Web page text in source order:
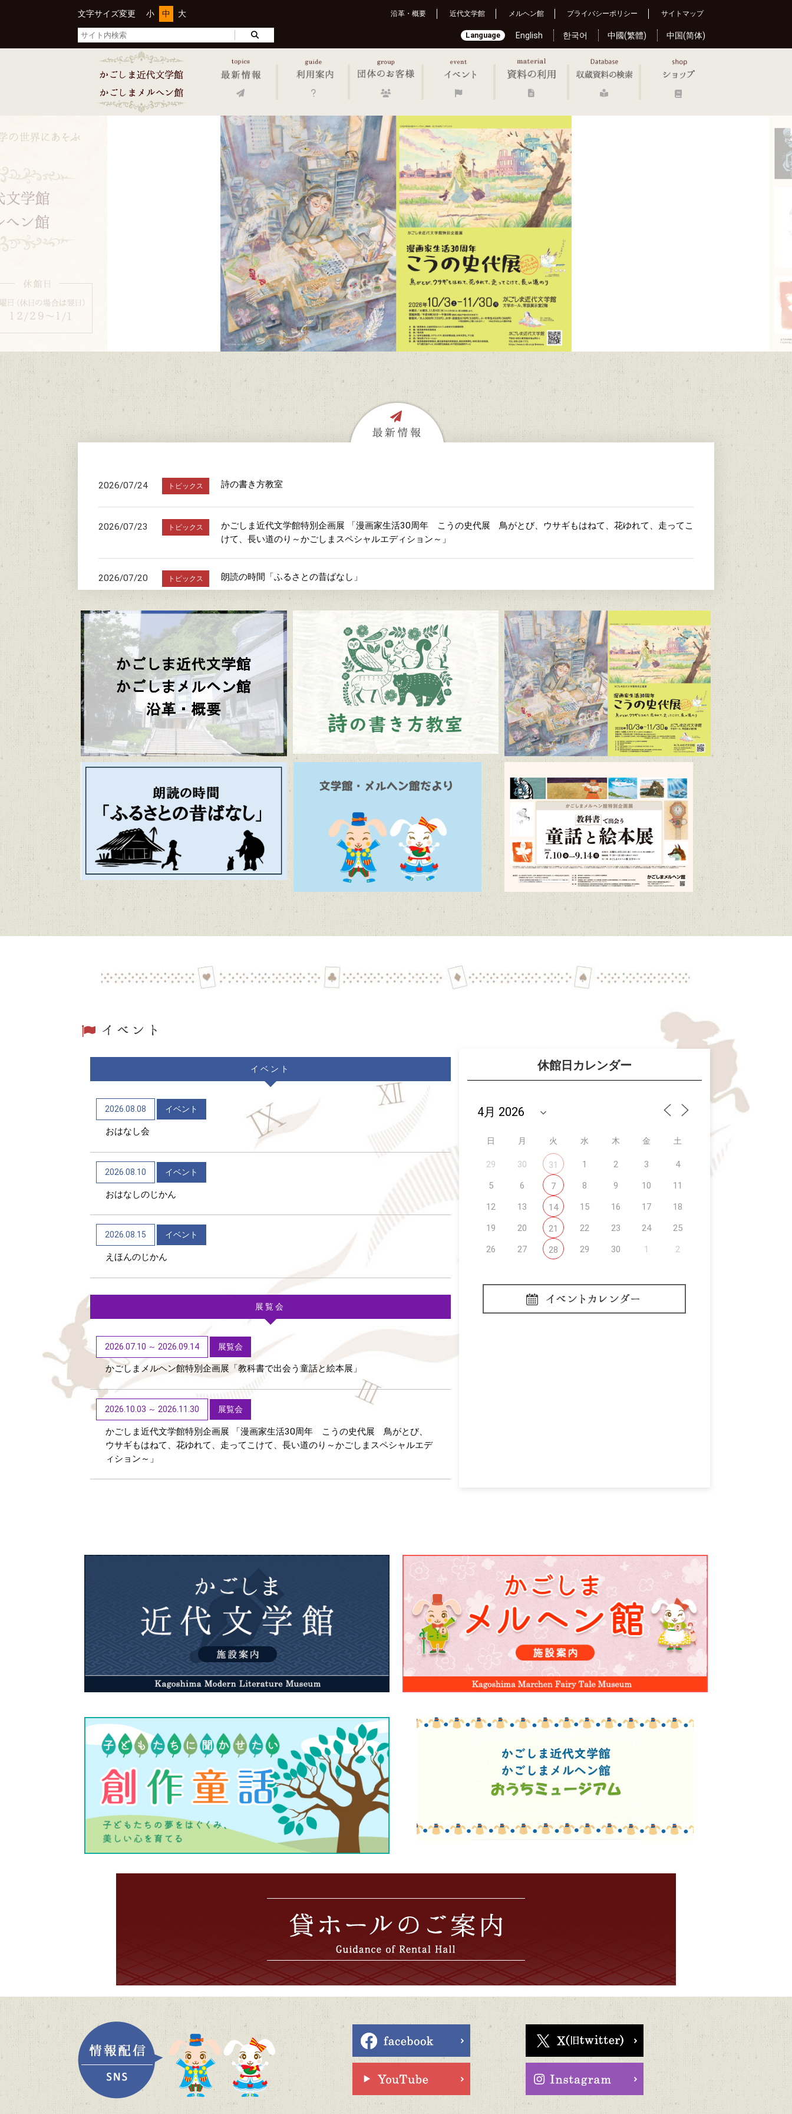
文字サイズ変更 小 中 大 沿革・概要 近代文学館 メルヘン館 プライバシーポリシー サイトマップ
Language English 한국어 中國(繁體) 中国(简体)
2026/07/24 トピックス 詩の書き方教室
2026/07/23 トピックス
かごしま近代文学館特別企画展 「漫画家生活30周年 こうの史代展 鳥がとび、ウサギもはねて、花ゆれて、走ってこ
けて、長い道のり～かごしまスペシャルエディション～」
2026/07/20 トピックス 朗読の時間「ふるさとの昔ばなし」
2026/07/19 トピックス 駐車場および周辺道路混雑のお知らせ
2026/06/20 トピックス 「文学館・メルヘン館だより」(隔月発行)
2026/06/06 トピックス かごしまメルヘン館特別企画展「教科書で出会う童話と絵本展」（7/10～9/14）
2026/06/04 トピックス かごしま近代文学館 企画展「Let’s go to the mountains！～作家×山～」（12/9～R9/6/21）
かごしま近代文学館 テーマ展「向田邦子日本を旅する～Bon Voyage～」（11/1～R9/3/15）
2026/06/01 トピックス 第48回「子どもたちに聞かせたい創作童話」作品募集【6/1~9/11迄】
2026/04/20 トピックス 前期講座 受講生募集 ※申込受付は終了しました
イベント
2026.08.08 イベント
おはなし会
2026.08.10 イベント
おはなしのじかん
2026.08.15 イベント
えほんのじかん
展覧会
2026.07.10 ～ 2026.09.14 展覧会
かごしまメルヘン館特別企画展「教科書で出会う童話と絵本展」
2026.10.03 ～ 2026.11.30 展覧会
かごしま近代文学館特別企画展 「漫画家生活30周年 こうの史代展 鳥がとび、
ウサギもはねて、花ゆれて、走ってこけて、長い道のり～かごしまスペシャルエデ
ィション～」
休館日カレンダー
日 月 火 水 木 金 土
29 30 31 1 2 3
4
5
6 7 8 9 10
11
12
13 14 15 16 17
18
19
20 21 22 23 24
25
26
27 28 29 30 1 2